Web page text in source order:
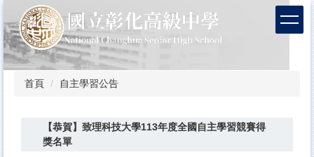
到
主
要
內
首頁 自主學習公告
【恭賀】致理科技大學113年度全國自主學習競賽得
獎名單